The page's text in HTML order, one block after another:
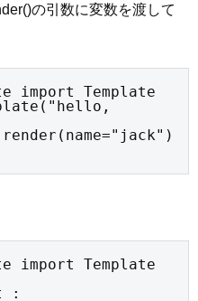
の引数に変数を渡して
import Template
import Template
: